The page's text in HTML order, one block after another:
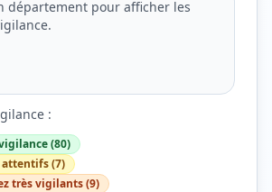
département pour afficher les
:
(80)
attentifs (7)
très vigilants (9)